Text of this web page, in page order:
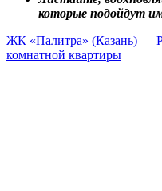
которые подойдут
ЖК «Палитра» (Казань) —
комнатной квартиры